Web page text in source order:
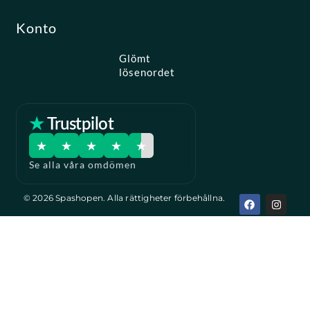
Konto
Glömt
lösenordet
★ Trustpilot
★ ★ ★ ★ ★
Se alla våra omdömen
© 2026 Spashopen. Alla rättigheter förbehållna.
F
a
c
I
n
s